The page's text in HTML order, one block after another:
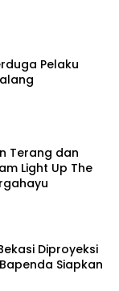
Pelaku
Terang dan
Light Up The
Diproyeksi
Siapkan